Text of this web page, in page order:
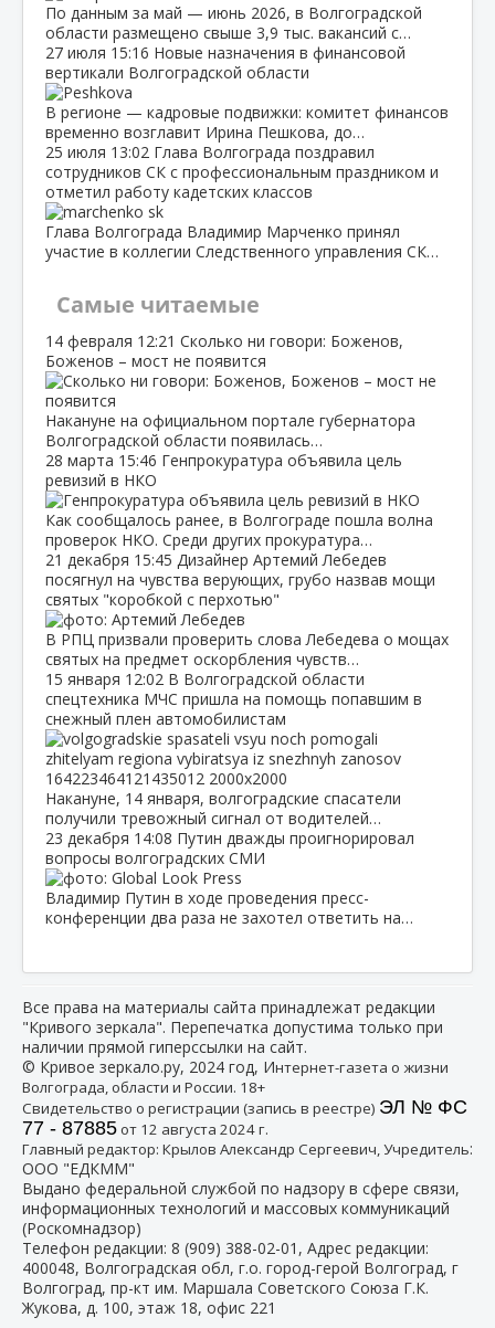
По данным за май — июнь 2026, в Волгоградской
области размещено свыше 3,9 тыс. вакансий с…
27 июля 15:16 Новые назначения в финансовой
вертикали Волгоградской области
В регионе — кадровые подвижки: комитет финансов
временно возглавит Ирина Пешкова, до…
25 июля 13:02 Глава Волгограда поздравил
сотрудников СК с профессиональным праздником и
отметил работу кадетских классов
Глава Волгограда Владимир Марченко принял
участие в коллегии Следственного управления СК…
Самые читаемые
14 февраля 12:21 Сколько ни говори: Боженов,
Боженов – мост не появится
Накануне на официальном портале губернатора
Волгоградской области появилась…
28 марта 15:46 Генпрокуратура объявила цель
ревизий в НКО
Как сообщалось ранее, в Волгограде пошла волна
проверок НКО. Среди других прокуратура…
21 декабря 15:45 Дизайнер Артемий Лебедев
посягнул на чувства верующих, грубо назвав мощи
святых "коробкой с перхотью"
В РПЦ призвали проверить слова Лебедева о мощах
святых на предмет оскорбления чувств…
15 января 12:02 В Волгоградской области
спецтехника МЧС пришла на помощь попавшим в
снежный плен автомобилистам
Накануне, 14 января, волгоградские спасатели
получили тревожный сигнал от водителей…
23 декабря 14:08 Путин дважды проигнорировал
вопросы волгоградских СМИ
Владимир Путин в ходе проведения пресс-
конференции два раза не захотел ответить на…
Все права на материалы сайта принадлежат редакции
"Кривого зеркала". Перепечатка допустима только при
наличии прямой гиперссылки на сайт.
© Кривое зеркало.ру, 2024 год, Интернет-газета о жизни
Волгограда, области и России. 18+
Свидетельство о регистрации (запись в реестре) ЭЛ № ФС
77 - 87885от 12 августа 2024 г.
Главный редактор: Крылов Александр Сергеевич, Учредитель:
ООО "ЕДКММ"
Выдано федеральной службой по надзору в сфере связи,
информационных технологий и массовых коммуникаций
(Роскомнадзор)
Телефон редакции: 8 (909) 388-02-01 , Адрес редакции:
400048, Волгоградская обл, г.о. город-герой Волгоград, г
Волгоград, пр-кт им. Маршала Советского Союза Г.К.
Жукова, д. 100, этаж 18, офис 221